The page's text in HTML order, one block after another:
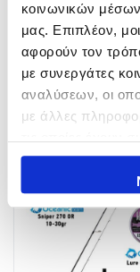
κοινωνικών
μας. Επιπλέον,
αφορούν τον
με συνεργάτες
αναλύσεων, οι
με άλλες
σας χρήση των
Combo Heavy
Stealth II 390 +
282,00€228,00€
In Stock
Προσθήκη στο